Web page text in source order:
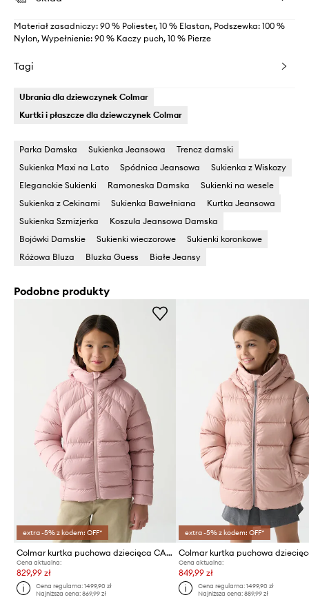
Materiał zasadniczy: 90 % Poliester, 10 % Elastan, Podszewka: 100 %
Nylon, Wypełnienie: 90 % Kaczy puch, 10 % Pierze
Tagi
Ubrania dla dziewczynek Colmar
Kurtki i płaszcze dla dziewczynek Colmar
Parka Damska Sukienka Jeansowa
Trencz damski
Sukienka Maxi na Lato
Spódnica Jeansowa
Sukienka z Wiskozy
Eleganckie Sukienki
Ramoneska Damska
Sukienki na wesele
Sukienka z Cekinami
Sukienka Bawełniana
Kurtka Jeansowa
Sukienka Szmizjerka
Koszula Jeansowa Damska
Bojówki Damskie
Sukienki wieczorowe
Sukienki koronkowe
Różowa Bluza
Bluzka Guess Białe Jeansy
Podobne produkty
extra -5% z kodem: OFF*
Colmar kurtka puchowa dziecięca CAPTION
Cena aktualna:
829,99 zł
Cena regularna:1499,90 zł
Najniższa cena:869,99 zł
extra -5% z kodem: OFF*
Cena aktualna:
849,99 zł
Cena regularna: 1499,90 zł
Najniższa cena: 889,99 zł